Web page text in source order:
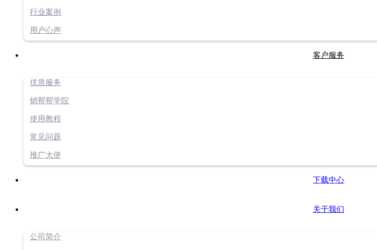
行业案例
用户心声
客户服务
优质服务
销帮帮学院
使用教程
常见问题
推广大使
下载中心
关于我们
公司简介